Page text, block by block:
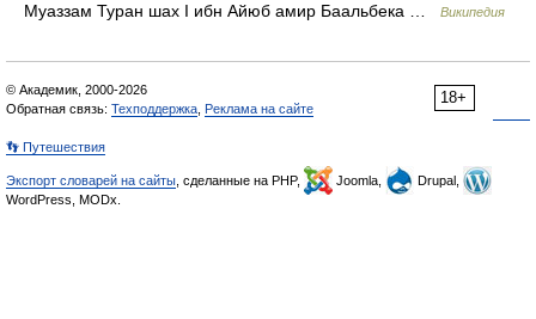
Муаззам Туран шах I ибн Айюб амир Баальбека …
Википедия
18+
© Академик, 2000-2026
Обратная связь: Техподдержка Реклама на сайте
👣 Путешествия
Экспорт словарей на сайты , сделанные на PHP, Joomla,
Drupal,
WordPress, MODx.